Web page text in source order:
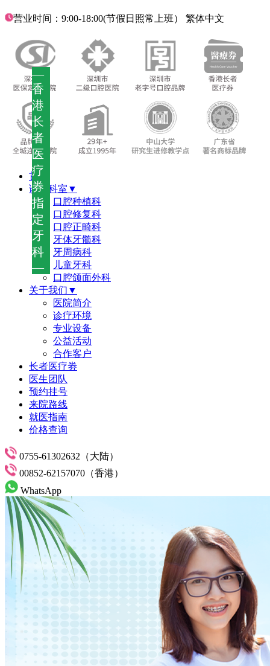
—
香
港
长
者
医
疗
券
指
定
牙
科
—
营业时间：9:00-18:00(节假日照常上班） 繁体中文
首页
诊疗科室▼
口腔种植科
口腔修复科
口腔正畸科
牙体牙髓科
牙周病科
儿童牙科
口腔颌面外科
关于我们▼
医院简介
诊疗环境
专业设备
公益活动
合作客户
长者医疗劵
医生团队
预约挂号
来院路线
就医指南
价格查询
0755-61302632（大陆）
00852-62157070（香港）
WhatsApp